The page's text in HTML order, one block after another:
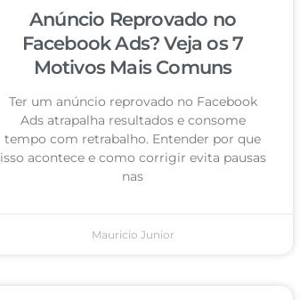
Anúncio Reprovado no
Facebook Ads? Veja os 7
Motivos Mais Comuns
Ter um anúncio reprovado no Facebook
Ads atrapalha resultados e consome
tempo com retrabalho. Entender por que
isso acontece e como corrigir evita pausas
nas
Mauricio Junior